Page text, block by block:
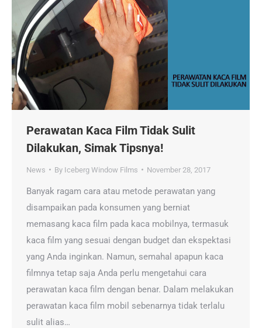
Perawatan Kaca Film Tidak Sulit
Dilakukan, Simak Tipsnya!
News By Iceberg Window Films November 28, 2017
Banyak ragam cara atau metode perawatan yang
disampaikan pada konsumen yang berniat
memasang kaca film pada kaca mobilnya, termasuk
kaca film yang sesuai dengan budget dan ekspektasi
yang Anda inginkan. Namun, semahal apapun kaca
filmnya tetap saja Anda perlu mengetahui cara
perawatan kaca film dengan benar. Dalam melakukan
perawatan kaca film mobil sebenarnya tidak terlalu
sulit alias…